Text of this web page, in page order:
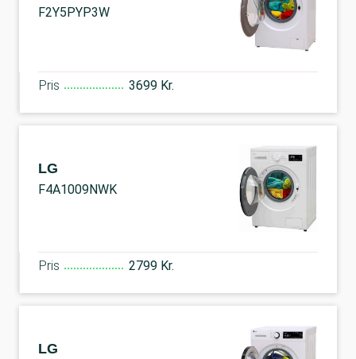
F2Y5PYP3W
Pris 3699 Kr.
LG
F4A1009NWK
Pris 2799 Kr.
LG